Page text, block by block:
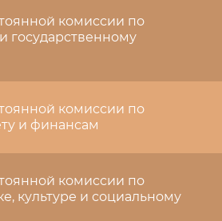
комиссии по
государственному
комиссии по
и финансам
комиссии по
культуре и социальному